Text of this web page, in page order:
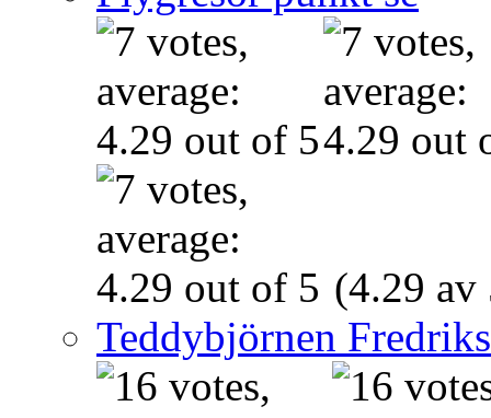
(4.29 av
Teddybjörnen